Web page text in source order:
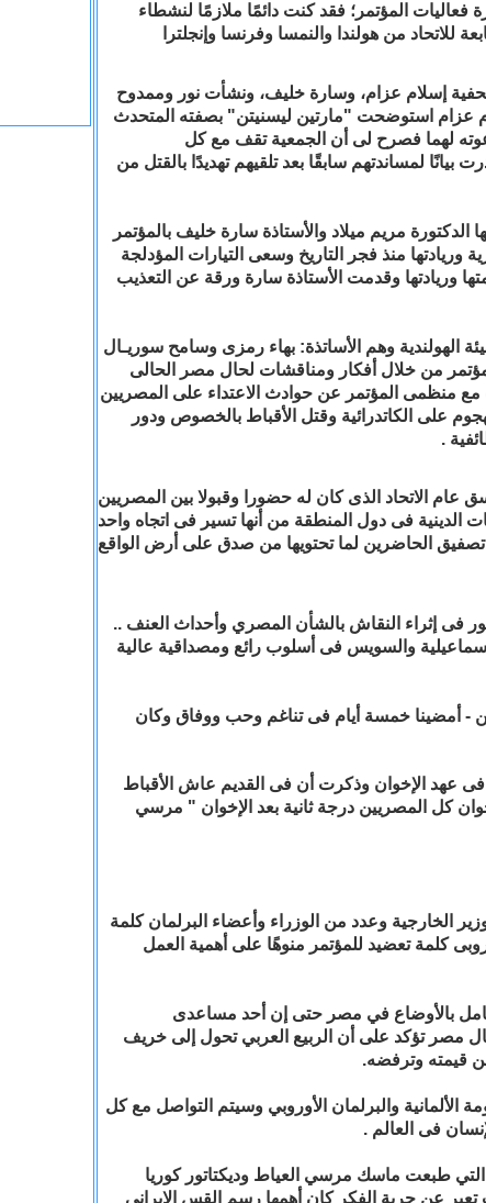
المؤتمر؛ فقد كنت دائمًا ملازمًا لنشطاء
للاتحاد من هولندا والنمسا وفرنسا وإنجلترا
إسلام عزام، وسارة خليف، ونشأت نور وممدوح
عزام استوضحت "مارتين ليسنيتن" بصفته المتحدث
لهما فصرح لى أن الجمعية تقف مع كل
لمساندتهم سابقًا بعد تلقيهم تهديدًا بالقتل من
الدكتورة مريم ميلاد والأستاذة سارة خليف بالمؤتمر
منذ فجر التاريخ وسعى التيارات المؤدلجة
وريادتها وقدمت الأستاذة سارة ورقة عن التعذيب
الهولندية وهم الأساتذة: بهاء رمزى وسامح سوريـال
من خلال أفكار ومناقشات لحال مصر الحالى
مع منظمى المؤتمر عن حوادث الاعتداء على المصريين
على الكاتدرائية وقتل الأقباط بالخصوص ودور
.
الاتحاد الذى كان له حضورا وقبولا بين المصريين
الدينية فى دول المنطقة من أنها تسير فى اتجاه واحد
فى إثراء النقاش بالشأن المصري وأحداث العنف ..
والسويس فى أسلوب رائع ومصداقية عالية
- أمضينا خمسة أيام فى تناغم وحب ووفاق وكان
عهد الإخوان وذكرت أن فى القديم عاش الأقباط
كل المصريين درجة ثانية بعد الإخوان " مرسي
الخارجية وعدد من الوزراء وأعضاء البرلمان كلمة
كلمة تعضيد للمؤتمر منوهًا على أهمية العمل
بالأوضاع في مصر حتى إن أحد مساعدى
مصر تؤكد على أن الربيع العربي تحول إلى خريف
قيمته وترفضه.
والبرلمان الأوروبي وسيتم التواصل مع كل
فى العالم .
التي طبعت ماسك مرسي العياط وديكتاتور كوريا
عن حرية الفكر كان أهمها رسم القس الإيرانى